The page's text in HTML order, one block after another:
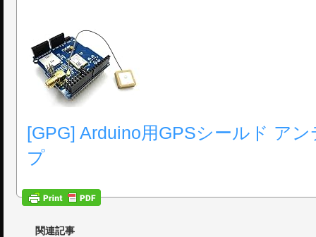
[GPG] Arduino用GPSシールド ア
プ
関連記事